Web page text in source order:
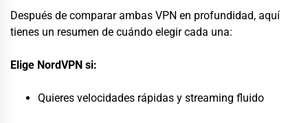
Después de comparar ambas VPN en profundidad, aquí
tienes un resumen de cuándo elegir cada una:
Elige NordVPN si:
Quieres velocidades rápidas y streaming fluido